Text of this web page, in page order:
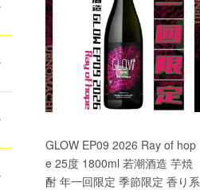
GLOW EP09 2026 Ray of hop
e 25度 1800ml 若潮酒造 芋焼
酎 年一回限定 季節限定 香り系